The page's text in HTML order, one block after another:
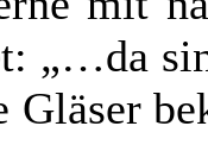
„…da
Gläser